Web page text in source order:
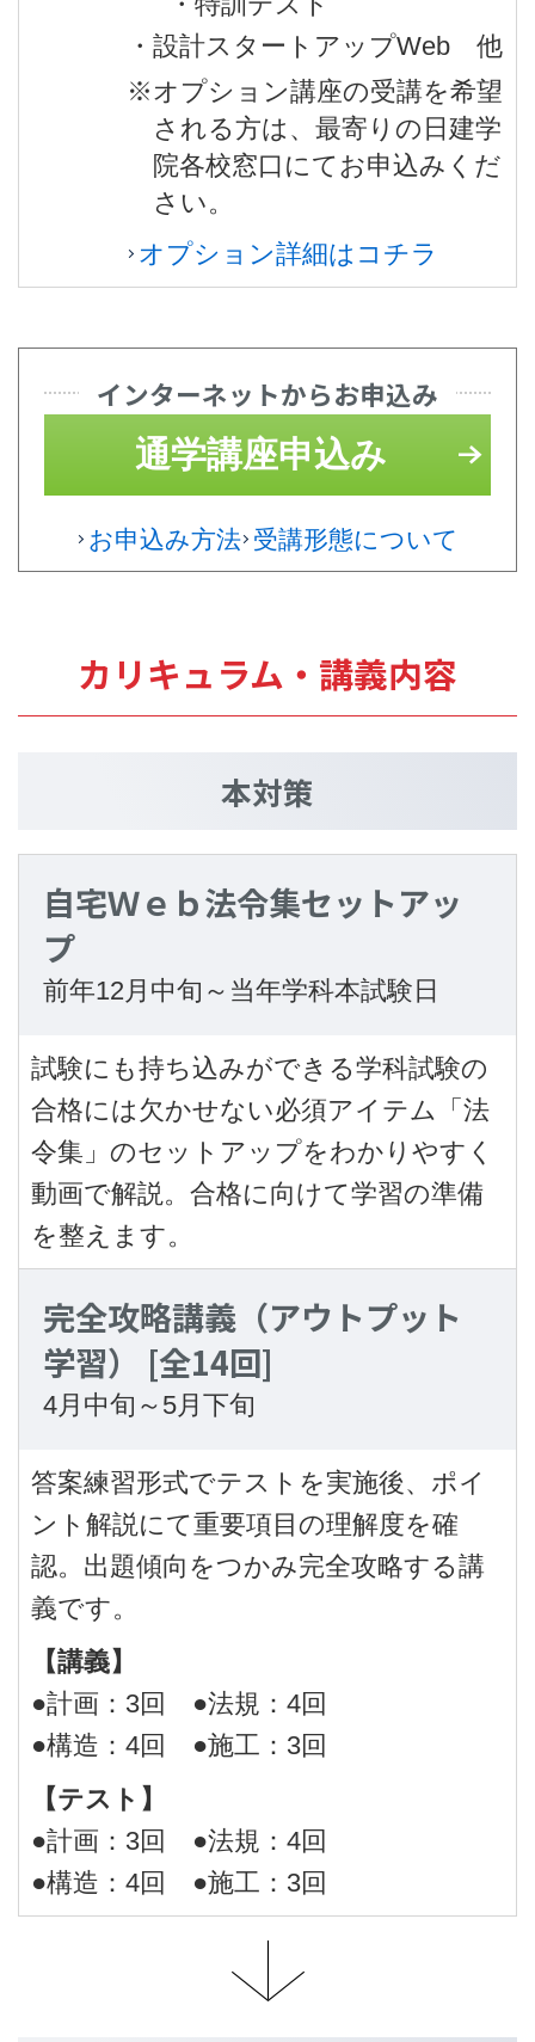
・設計スタートアップWeb 他
※オプション講座の受講を希望
される方は、最寄りの日建学
院各校窓口にてお申込みくだ
さい。
オプション詳細はコチラ
インターネットからお申込み
通学講座申込み
お申込み方法 受講形態について
カリキュラム・講義内容
本対策
自宅Ｗｅｂ法令集セットアッ
プ
前年12月中旬～当年学科本試験日
試験にも持ち込みができる学科試験の
合格には欠かせない必須アイテム「法
令集」のセットアップをわかりやすく
動画で解説。合格に向けて学習の準備
を整えます。
完全攻略講義（アウトプット
学習） [全14回]
4月中旬～5月下旬
答案練習形式でテストを実施後、ポイ
ント解説にて重要項目の理解度を確
認。出題傾向をつかみ完全攻略する講
義です。
【講義】
●計画：3回 ●法規：4回
●構造：4回 ●施工：3回
【テスト】
●計画：3回 ●法規：4回
●構造：4回 ●施工：3回